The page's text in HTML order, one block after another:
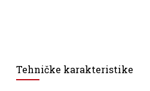
Tehničke karakteristike